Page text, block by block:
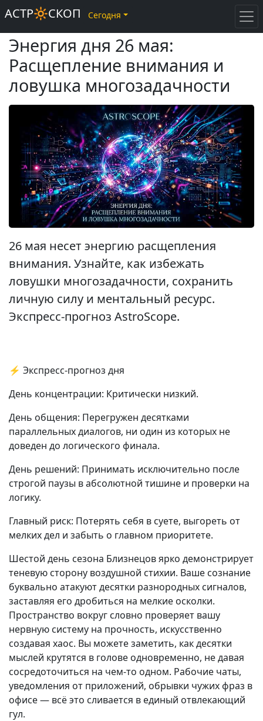
Энергия дня 26 мая:
Расщепление внимания и
ловушка многозадачности
26 мая несет энергию расщепления
внимания. Узнайте, как избежать
ловушки многозадачности, сохранить
личную силу и ментальный ресурс.
Экспресс-прогноз AstroScope.
⚡ Экспресс-прогноз дня
День концентрации: Критически низкий.
День общения: Перегружен десятками
параллельных диалогов, ни один из которых не
доведен до логического финала.
День решений: Принимать исключительно после
строгой паузы в абсолютной тишине и проверки на
логику.
Главный риск: Потерять себя в суете, выгореть от
мелких дел и забыть о главном приоритете.
Шестой день сезона Близнецов ярко демонстрирует
теневую сторону воздушной стихии. Ваше сознание
буквально атакуют десятки разнородных сигналов,
заставляя его дробиться на мелкие осколки.
Пространство вокруг словно проверяет вашу
нервную систему на прочность, искусственно
создавая хаос. Вы можете заметить, как десятки
мыслей крутятся в голове одновременно, не давая
сосредоточиться на чем-то одном. Рабочие чаты,
уведомления от приложений, обрывки чужих фраз в
офисе — всё это сливается в единый отвлекающий
гул.
АСТР🔆СКОП Сегодня